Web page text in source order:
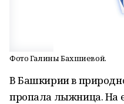
Фото Галины Бахшиевой.
В Башкирии в
пропала лыжница. На